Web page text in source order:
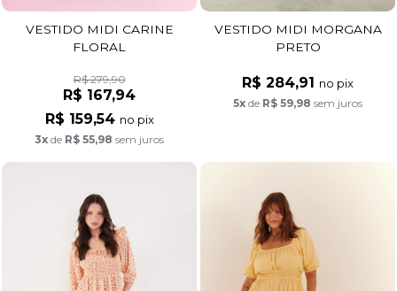
VESTIDO MIDI CARINE
FLORAL
R$ 279,90
R$ 167,94
R$ 159,54 no pix
3x de R$ 55,98 sem juros
VESTIDO MIDI MORGANA
PRETO
R$ 284,91 no pix
5x de R$ 59,98 sem juros